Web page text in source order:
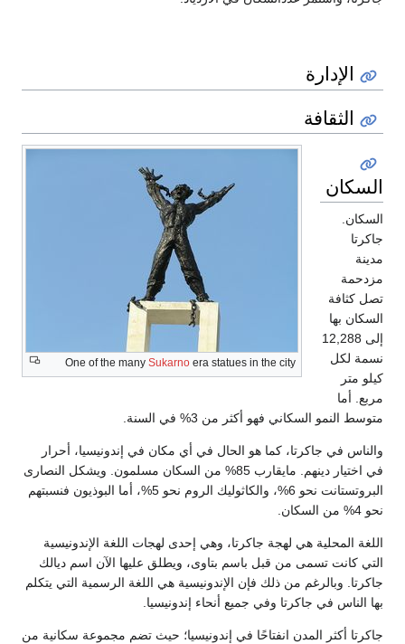
الإدارة
الثقافة
One of the many Sukarno era statues in the city
السكان
السكان.
جاكرتا
مدينة
مزدحمة
تصل كثافة
السكان بها
إلى 12,288
نسمة لكل
كيلو متر
مربع. أما
متوسط النمو السكاني فهو أكثر من 3% في السنة.
والناس في جاكرتا، كما هو الحال في أي مكان في إندونيسيا، أحرار
في اختيار دينهم. مايقارب 85% من السكان مسلمون. ويشكل النصارى
البروتستانت نحو 6%، والكاثوليك الروم نحو 5%، أما البوذيون فنسبتهم
نحو 4% من السكان.
اللغة المحلية هي لهجة جاكرتا، وهي إحدى لهجات اللغة الإندونيسية
التي كانت تسمى من قبل باسم بتاوى، ويطلق عليها الآن اسم ديالك
جاكرتا. وبالرغم من ذلك فإن الإندونيسية هي اللغة الرسمية التي يتكلم
بها الناس في جاكرتا وفي جميع أنحاء إندونيسيا.
جاكرتا أكثر المدن انفتاحًا في إندونيسيا؛ حيث تضم مجموعة سكانية من